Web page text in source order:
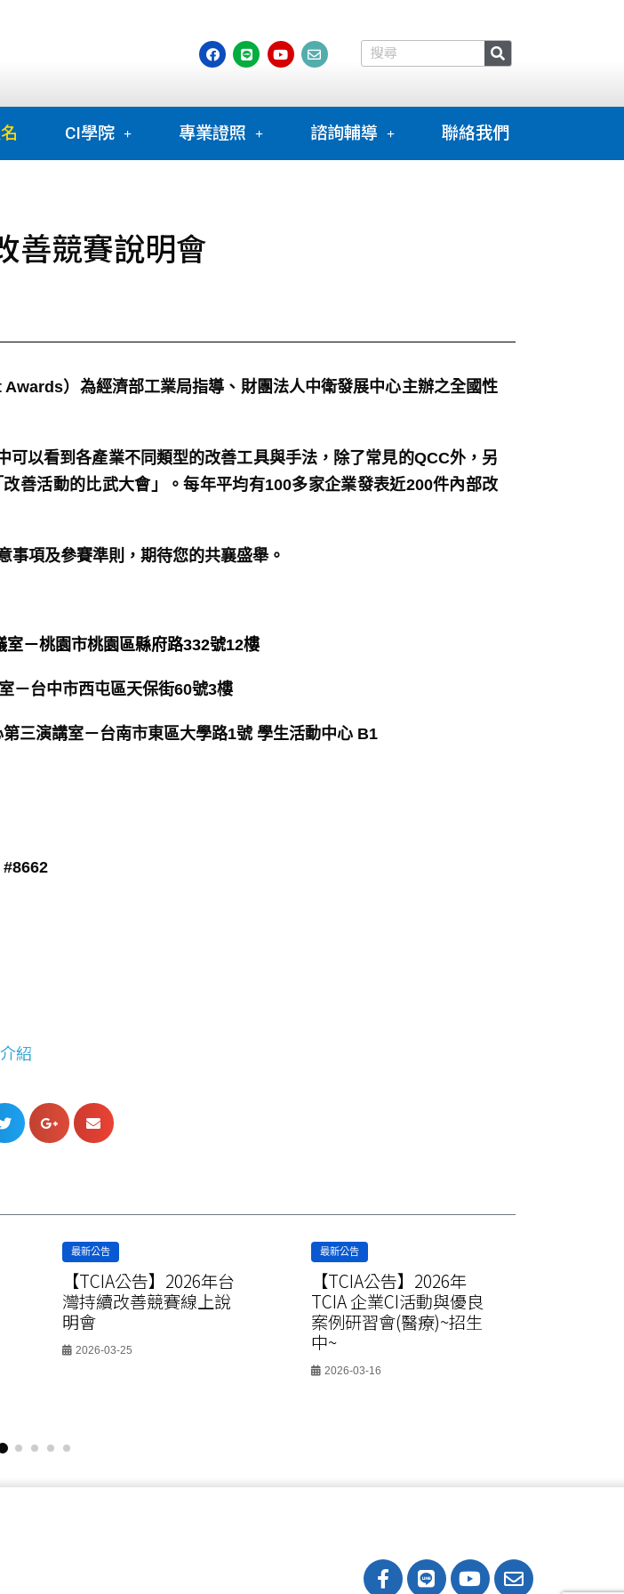
CI學院 專業證照 諮詢輔導 聯絡我們
善競賽說明會
）為經濟部工業局指導、財團法人中衛發展中心主辦之全國性
以看到各產業不同類型的改善工具與手法，除了常見的QCC外，另
善活動的比武大會」。每年平均有100多家企業發表近200件內部改
事項及參賽準則，期待您的共襄盛舉。
－桃園市桃園區縣府路332號12樓
－台中市西屯區天保街60號3樓
三演講室－台南市東區大學路1號 學生活動中心 B1
紹
最新公告
【TCIA公告】2026年台
灣持續改善競賽線上說
明會
2026-03-25
最新公告
【TCIA公告】2026年
TCIA 企業CI活動與優良
案例研習會(醫療)~招生
中~
2026-03-16